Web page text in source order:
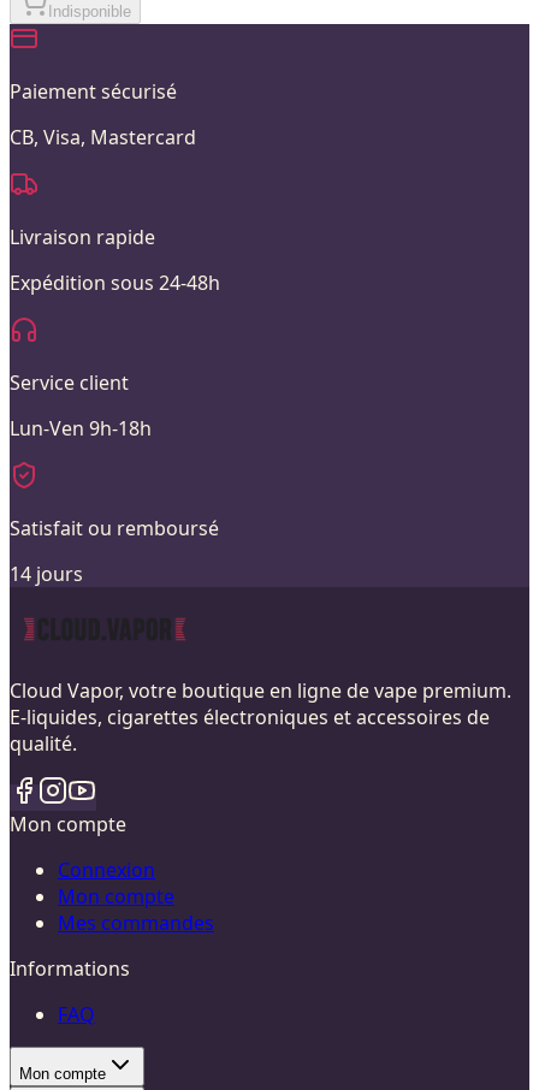
Indisponible
Paiement sécurisé
CB, Visa, Mastercard
Livraison rapide
Expédition sous 24-48h
Service client
Lun-Ven 9h-18h
Satisfait ou remboursé
14 jours
Cloud Vapor, votre boutique en ligne de vape premium.
E-liquides, cigarettes électroniques et accessoires de
qualité.
Mon compte
Connexion
Mon compte
Mes commandes
Informations
FAQ
Mon compte